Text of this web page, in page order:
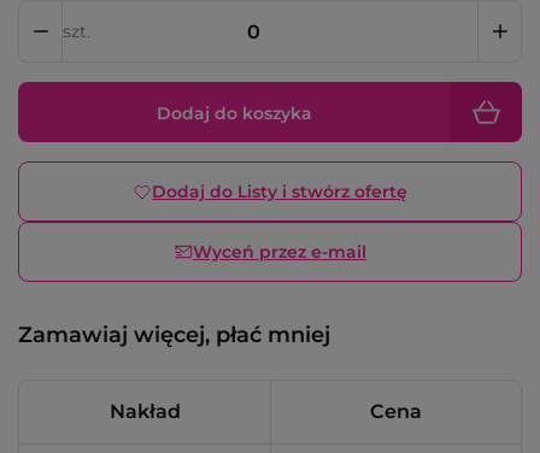
szt.
Dodaj do koszyka
Dodaj do Listy i stwórz ofertę
Wyceń przez e-mail
Zamawiaj więcej, płać mniej
Nakład Cena